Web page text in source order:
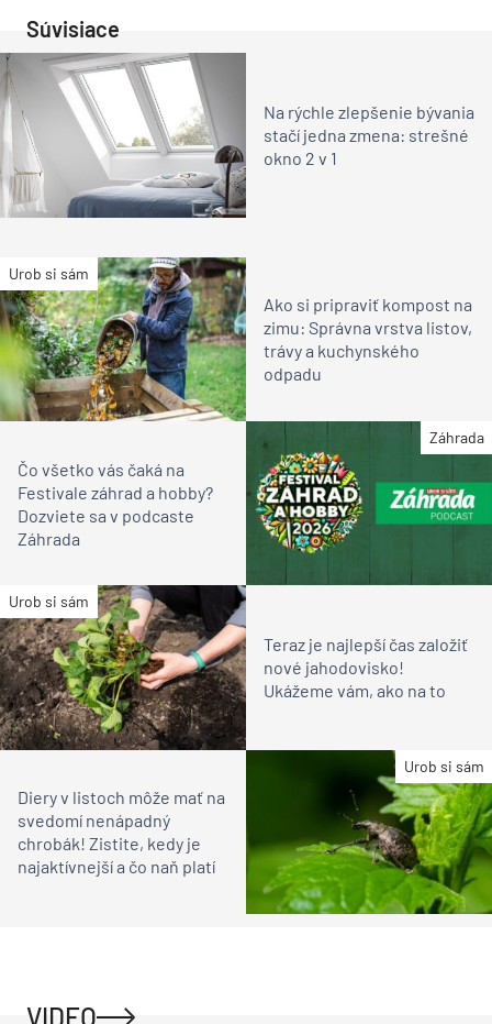
Súvisiace
Na rýchle zlepšenie bývania
stačí jedna zmena: strešné
okno 2 v 1
Urob si sám
Ako si pripraviť kompost na
zimu: Správna vrstva listov,
trávy a kuchynského
odpadu
Záhrada
Čo všetko vás čaká na
Festivale záhrad a hobby?
Dozviete sa v podcaste
Záhrada
Urob si sám
Teraz je najlepší čas založiť
nové jahodovisko!
Ukážeme vám, ako na to
Urob si sám
Diery v listoch môže mať na
svedomí nenápadný
chrobák! Zistite, kedy je
najaktívnejší a čo naň platí
VIDEO